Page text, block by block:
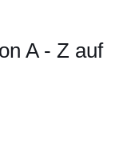
A - Z auf